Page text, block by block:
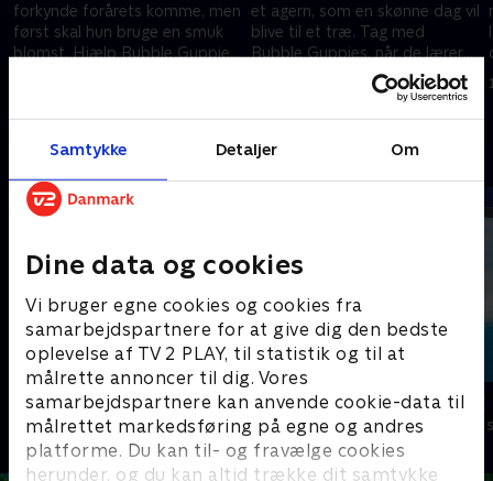
Samtykke Detaljer Om
Dine data og cookies
Vi bruger egne cookies og cookies fra
samarbejdspartnere for at give dig den bedste
oplevelse af TV 2 PLAY, til statistik og til at
målrette annoncer til dig. Vores
samarbejdspartnere kan anvende cookie-data til
målrettet markedsføring på egne og andres
platforme. Du kan til- og fravælge cookies
herunder, og du kan altid trække dit samtykke
forkynde forårets komme, men
først skal hun bruge en smuk
blomst. Hjælp Bubble Guppies
et agern, som en skønne dag vil
blive til et træ. Tag med
Bubble Guppies, når de lærer
om træerne og deres frugter
Andre så også
Mashas uhyggelige eventyr
Børneserier • 1 sæsoner
Vicke Viking
Børneserier • 1